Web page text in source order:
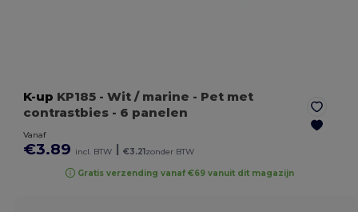
K-up KP185 - Wit / marine - Pet met
contrastbies - 6 panelen
Vanaf
€3.89 incl. BTW | €3.21 zonder BTW
Gratis verzending vanaf €69 vanuit dit magazijn